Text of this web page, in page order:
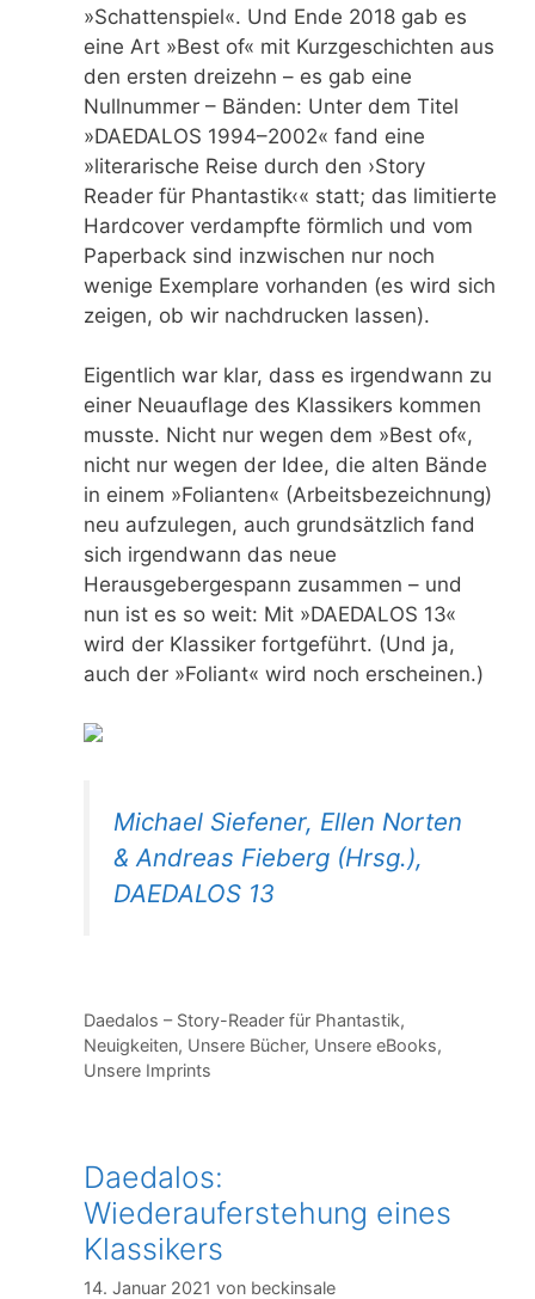
»Schattenspiel«. Und Ende 2018 gab es
eine Art »Best of« mit Kurzgeschichten aus
den ersten dreizehn – es gab eine
Nullnummer – Bänden: Unter dem Titel
»DAEDALOS 1994–2002« fand eine
»literarische Reise durch den ›Story
Reader für Phantastik‹« statt; das limitierte
Hardcover verdampfte förmlich und vom
Paperback sind inzwischen nur noch
wenige Exemplare vorhanden (es wird sich
zeigen, ob wir nachdrucken lassen).
Eigentlich war klar, dass es irgendwann zu
einer Neuauflage des Klassikers kommen
musste. Nicht nur wegen dem »Best of«,
nicht nur wegen der Idee, die alten Bände
in einem »Folianten« (Arbeitsbezeichnung)
neu aufzulegen, auch grundsätzlich fand
sich irgendwann das neue
Herausgebergespann zusammen – und
nun ist es so weit: Mit »DAEDALOS 13«
wird der Klassiker fortgeführt. (Und ja,
auch der »Foliant« wird noch erscheinen.)
Michael Siefener, Ellen Norten
& Andreas Fieberg (Hrsg.),
DAEDALOS 13
Kategorien
Daedalos – Story-Reader für Phantastik,
Neuigkeiten, Unsere Bücher, Unsere eBooks,
Unsere Imprints
Daedalos:
Wiederauferstehung eines
Klassikers
14. Januar 2021 von beckinsale